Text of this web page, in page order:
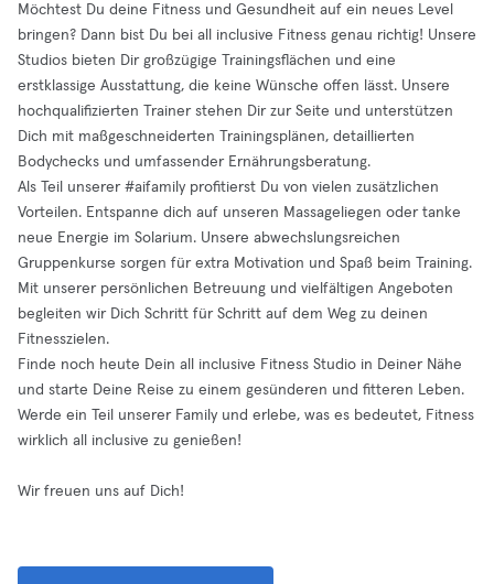
Möchtest Du deine Fitness und Gesundheit auf ein neues Level
bringen? Dann bist Du bei all inclusive Fitness genau richtig! Unsere
Studios bieten Dir großzügige Trainingsflächen und eine
erstklassige Ausstattung, die keine Wünsche offen lässt. Unsere
hochqualifizierten Trainer stehen Dir zur Seite und unterstützen
Dich mit maßgeschneiderten Trainingsplänen, detaillierten
Bodychecks und umfassender Ernährungsberatung.
Als Teil unserer #aifamily profitierst Du von vielen zusätzlichen
Vorteilen. Entspanne dich auf unseren Massageliegen oder tanke
neue Energie im Solarium. Unsere abwechslungsreichen
Gruppenkurse sorgen für extra Motivation und Spaß beim Training.
Mit unserer persönlichen Betreuung und vielfältigen Angeboten
begleiten wir Dich Schritt für Schritt auf dem Weg zu deinen
Fitnesszielen.
Finde noch heute Dein all inclusive Fitness Studio in Deiner Nähe
und starte Deine Reise zu einem gesünderen und fitteren Leben.
Werde ein Teil unserer Family und erlebe, was es bedeutet, Fitness
wirklich all inclusive zu genießen!
Wir freuen uns auf Dich!